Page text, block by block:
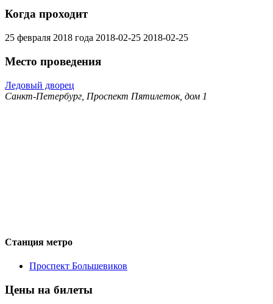
Когда проходит
25 февраля 2018 года 2018-02-25 2018-02-25
Место проведения
Ледовый дворец
Санкт-Петербург, Проспект Пятилеток, дом 1
Станция метро
Проспект Большевиков
Цены на билеты